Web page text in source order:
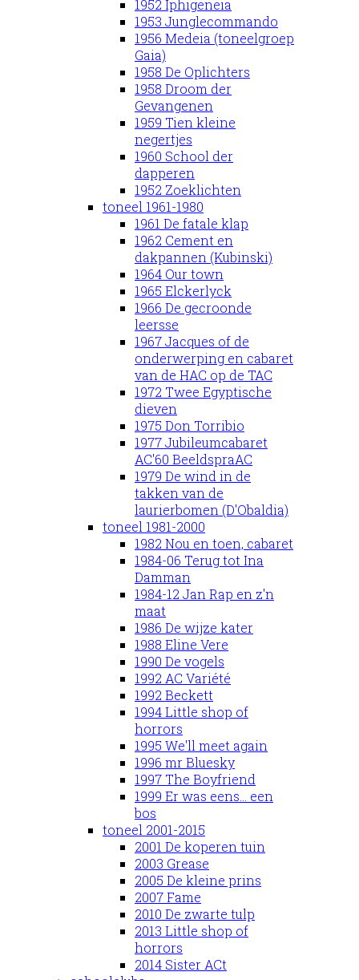
1952 Iphigeneia
1953 Junglecommando
1956 Medeia (toneelgroep
Gaia)
1958 De Oplichters
1958 Droom der
Gevangenen
1959 Tien kleine
negertjes
1960 School der
dapperen
1952 Zoeklichten
toneel 1961-1980
1961 De fatale klap
1962 Cement en
dakpannen (Kubinski)
1964 Our town
1965 Elckerlyck
1966 De gecroonde
leersse
1967 Jacques of de
onderwerping en cabaret
van de HAC op de TAC
1972 Twee Egyptische
dieven
1975 Don Torribio
1977 Jubileumcabaret
AC'60 BeeldspraAC
1979 De wind in de
takken van de
laurierbomen (D'Obaldia)
toneel 1981-2000
1982 Nou en toen, cabaret
1984-06 Terug tot Ina
Damman
1984-12 Jan Rap en z'n
maat
1986 De wijze kater
1988 Eline Vere
1990 De vogels
1992 AC Variété
1992 Beckett
1994 Little shop of
horrors
1995 We'll meet again
1996 mr Bluesky
1997 The Boyfriend
1999 Er was eens... een
bos
toneel 2001-2015
2001 De koperen tuin
2003 Grease
2005 De kleine prins
2007 Fame
2010 De zwarte tulp
2013 Little shop of
horrors
2014 Sister ACt